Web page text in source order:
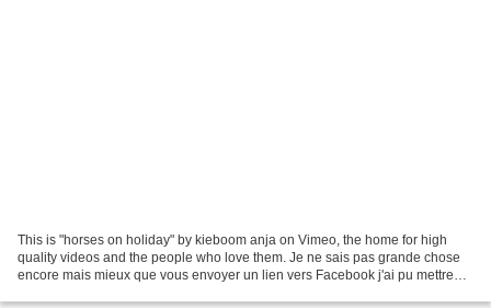
This is "horses on holiday" by kieboom anja on Vimeo, the home for high
quality videos and the people who love them. Je ne sais pas grande chose
encore mais mieux que vous envoyer un lien vers Facebook j'ai pu mettre